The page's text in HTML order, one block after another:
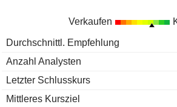
Verkaufen
Durchschnittl. Empfehlung
Anzahl Analysten
Letzter Schlusskurs
Mittleres Kursziel